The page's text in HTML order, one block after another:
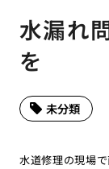
水漏れ
を
未分類
水道修理の現場